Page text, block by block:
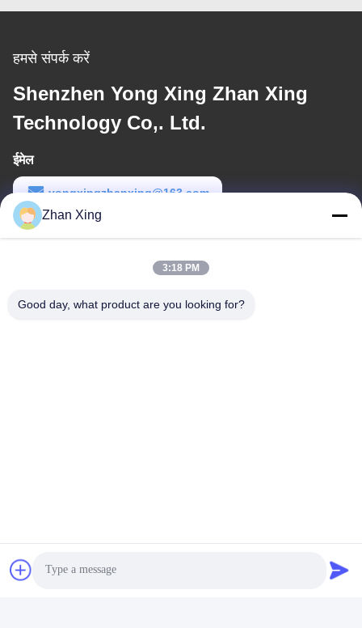
हमसे संपर्क करें
Shenzhen Yong Xing Zhan Xing
Technology Co,. Ltd.
ईमेल
yongxingzhanxing@163.com
कार्य समय
Zhan Xing
3:18 PM
Good day, what product are you looking for?